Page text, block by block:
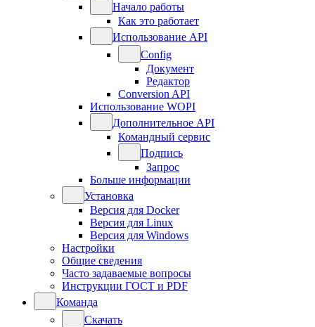
Начало работы
Как это работает
Использование API
Config
Документ
Редактор
Conversion API
Использование WOPI
Дополнительное API
Командный сервис
Подпись
Запрос
Больше информации
Установка
Версия для Docker
Версия для Linux
Версия для Windows
Настройки
Общие сведения
Часто задаваемые вопросы
Инструкции ГОСТ и PDF
Команда
Скачать